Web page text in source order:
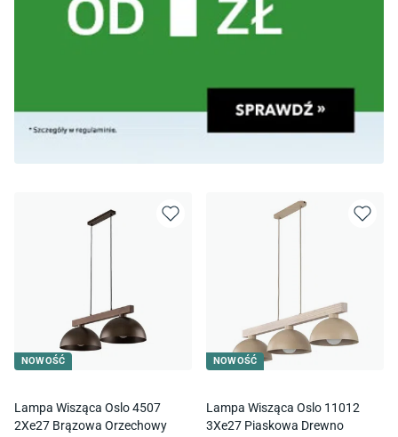
NOWOŚĆ
Lampa Wisząca Oslo 4507
2Xe27 Brązowa Orzechowy
NOWOŚĆ
Lampa Wisząca Oslo 11012
3Xe27 Piaskowa Drewno